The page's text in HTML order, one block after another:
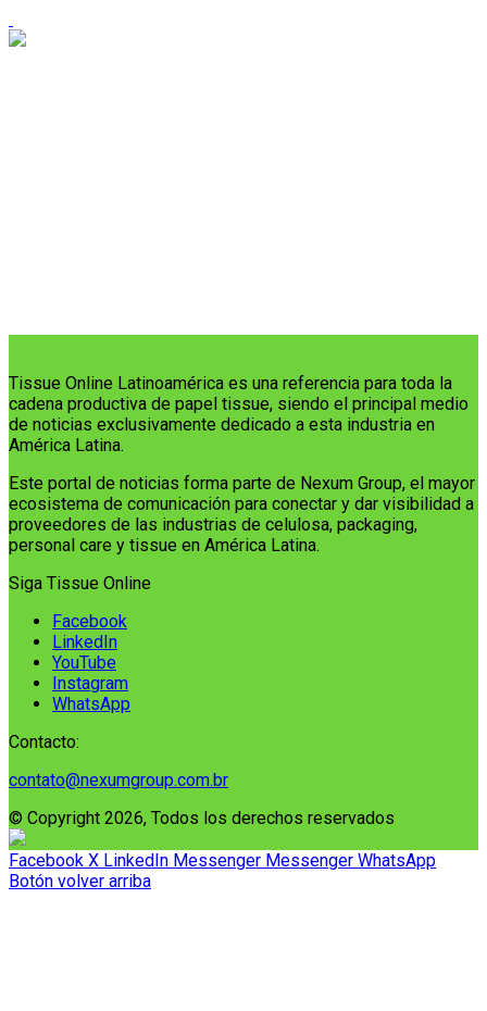
Tissue Online Latinoamérica es una referencia para toda la
cadena productiva de papel tissue, siendo el principal medio
de noticias exclusivamente dedicado a esta industria en
América Latina.
Este portal de noticias forma parte de Nexum Group, el mayor
ecosistema de comunicación para conectar y dar visibilidad a
proveedores de las industrias de celulosa, packaging,
personal care y tissue en América Latina.
Siga Tissue Online
Facebook
LinkedIn
YouTube
Instagram
WhatsApp
Contacto:
contato@nexumgroup.com.br
© Copyright 2026, Todos los derechos reservados
Facebook X LinkedIn Messenger Messenger WhatsApp
Botón volver arriba